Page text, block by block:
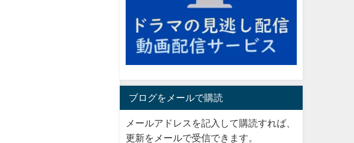
ブログをメールで購読
メールアドレスを記入して購読すれば、
更新をメールで受信できます。